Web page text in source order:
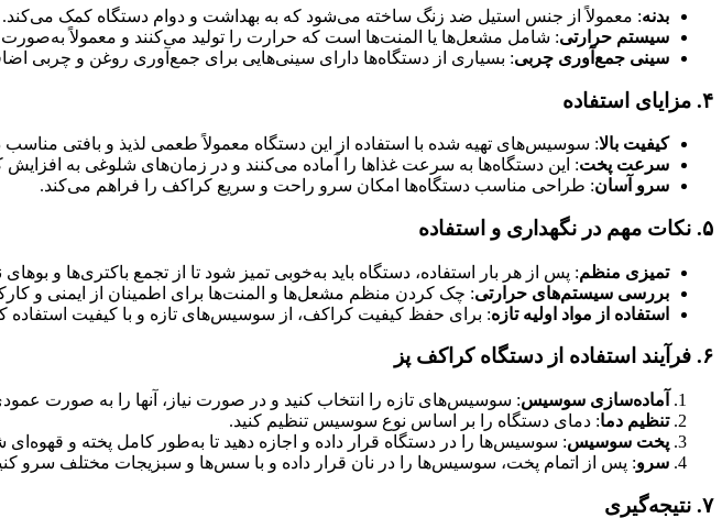
بدنه: معمولاً از جنس استیل ضد زنگ ساخته می‌شود که به بهداشت و دوام دستگاه کمک می‌کند.
سیستم حرارتی: شامل مشعل‌ها یا المنت‌ها است که حرارت را تولید می‌کنند و معمولاً
سینی جمع‌آوری چربی: بسیاری از دستگاه‌ها دارای سینی‌هایی برای جمع‌آوری روغن و چربی
۴. مزایای استفاده
کیفیت بالا: سوسیس‌های تهیه شده با استفاده از این دستگاه معمولاً طعمی لذیذ و بافتی مناسب
سرعت پخت: این دستگاه‌ها به سرعت غذاها را آماده می‌کنند و در زمان‌های شلوغی به
سرو آسان: طراحی مناسب دستگاه‌ها امکان سرو راحت و سریع کراکف را فراهم می‌کند.
۵. نکات مهم در نگهداری و استفاده
تمیزی منظم: پس از هر بار استفاده، دستگاه باید به‌خوبی تمیز شود تا از تجمع باکتری‌ها و
بررسی سیستم‌های حرارتی: چک کردن منظم مشعل‌ها و المنت‌ها برای اطمینان از ایمنی و
استفاده از مواد اولیه تازه: برای حفظ کیفیت کراکف، از سوسیس‌های تازه و با کیفیت استفاده
۶. فرآیند استفاده از دستگاه کراکف پز
آماده‌سازی سوسیس: سوسیس‌های تازه را انتخاب کنید و در صورت نیاز، آنها را به صورت
تنظیم دما: دمای دستگاه را بر اساس نوع سوسیس تنظیم کنید.
پخت سوسیس: سوسیس‌ها را در دستگاه قرار داده و اجازه دهید تا به‌طور کامل پخته و قهوه‌ای
سرو: پس از اتمام پخت، سوسیس‌ها را در نان قرار داده و با سس‌ها و سبزیجات مختلف سرو
۷. نتیجه‌گیری